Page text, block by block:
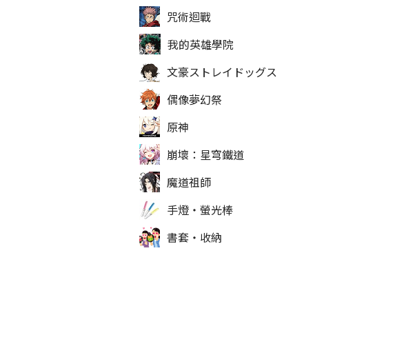
咒術迴戰
我的英雄學院
文豪ストレイドッグス
偶像夢幻祭
原神
崩壞：星穹鐵道
魔道祖師
手燈‧螢光棒
書套‧收納